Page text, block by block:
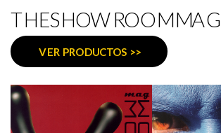
THESHOWROOMMAG
VER PRODUCTOS >>